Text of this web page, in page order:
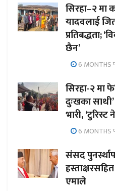
सिरहा–२ मा
यादवलाई
प्रतिबद्धता;
छैन’
6 MONTHS
सिरहा-२ मा
दुःखका
भारी,
6 MONTHS
संसद
एमाले